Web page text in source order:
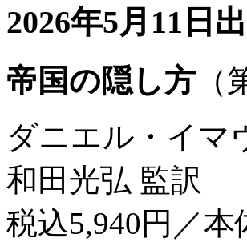
2026年5月11日
帝国の隠し方 （
ダニエル・イマ
和田光弘 監訳
税込5,940円／本